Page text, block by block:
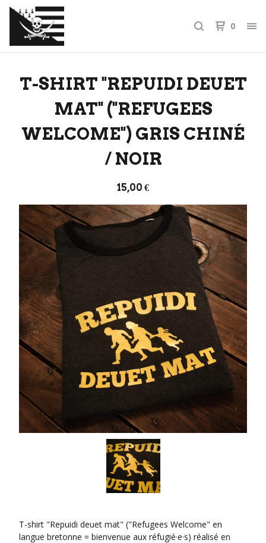
0
T-SHIRT "REPUIDI DEUET
MAT" ("REFUGEES
WELCOME") GRIS CHINÉ
/ NOIR
15,00 €
T-shirt "Repuidi deuet mat" ("Refugees Welcome" en
langue bretonne = bienvenue aux réfugié·e·s) réalisé en